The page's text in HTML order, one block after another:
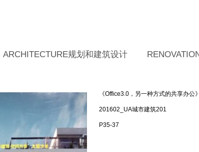
ARCHITECTURE规划和建筑设计
《Office3.0，另一种方式的共享办公》
201602_UA城市建筑201
P35-37